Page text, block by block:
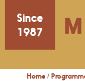
Since
1987
Home/